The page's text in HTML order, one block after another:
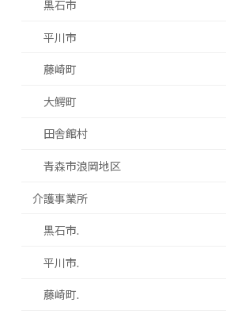
黒石市
平川市
藤崎町
大鰐町
田舎館村
青森市浪岡地区
介護事業所
黒石市.
平川市.
藤崎町.